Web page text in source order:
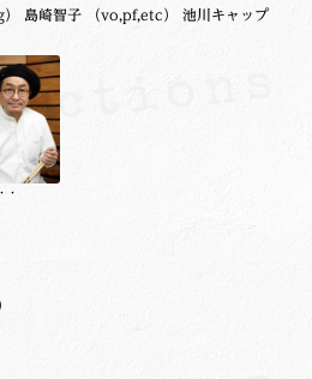
） 島崎智子 （vo,pf,etc） 池川キャップ
・